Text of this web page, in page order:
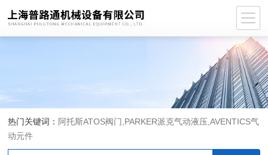
热门关键词： 阿托斯ATOS阀门,PARKER派克气动液压,AVENTICS气
动元件